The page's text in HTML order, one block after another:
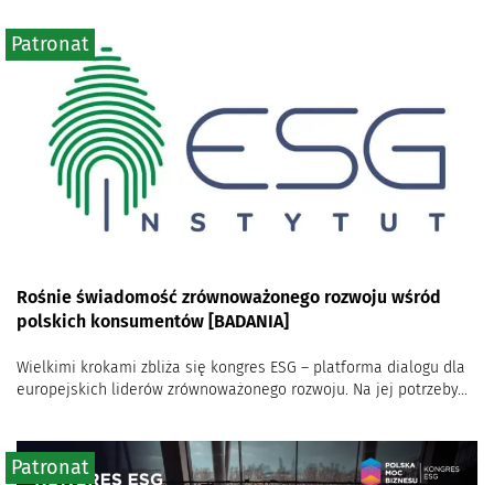
Rośnie świadomość zrównoważonego rozwoju wśród
polskich konsumentów [BADANIA]
Wielkimi krokami zbliża się kongres ESG – platforma dialogu dla
europejskich liderów zrównoważonego rozwoju. Na jej potrzeby...
Patronat
Patronat